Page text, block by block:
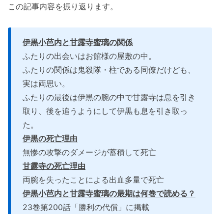
この記事内容を振り返ります。
伊黒小芭内と甘露寺蜜璃の関係
ふたりの出会いはお館様の屋敷の中。
ふたりの関係は鬼殺隊・柱である同僚だけども、
実は両思い。
ふたりの最後は伊黒の腕の中で甘露寺は息を引き
取り、後を追うようにして伊黒も息を引き取っ
た。
伊黒の死亡理由
無惨の攻撃のダメージが蓄積して死亡
甘露寺の死亡理由
両腕を失ったことによる出血多量で死亡
伊黒小芭内と甘露寺蜜璃の最期は何巻で読める？
23巻第200話「勝利の代償」に掲載